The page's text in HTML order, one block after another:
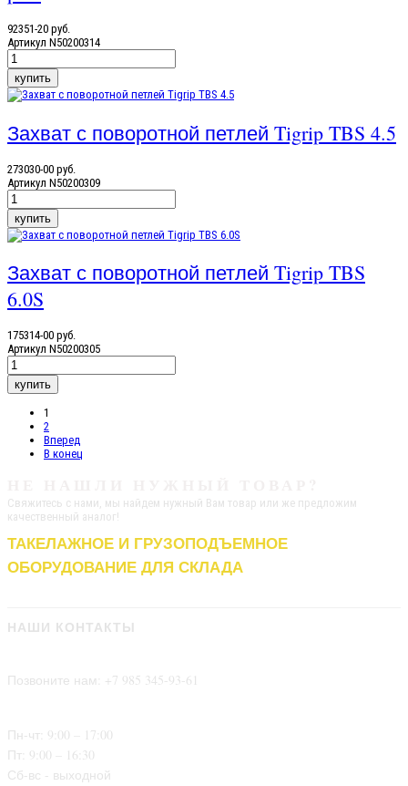
92351-20 руб.
Артикул N50200314
Захват с поворотной петлей Tigrip TBS 4.5
273030-00 руб.
Артикул N50200309
Захват с поворотной петлей Tigrip TBS
6.0S
175314-00 руб.
Артикул N50200305
1
2
Вперед
В конец
Свяжитесь с нами, мы найдем нужный Вам товар или же предложим
качественный аналог!
ТАКЕЛАЖНОЕ И ГРУЗОПОДЪЕМНОЕ
ОБОРУДОВАНИЕ ДЛЯ СКЛАДА
НАШИ КОНТАКТЫ
Позвоните нам: +7 985 345-93-61
Пн-чт: 9:00 – 17:00
Пт: 9:00 – 16:30
Сб-вс - выходной